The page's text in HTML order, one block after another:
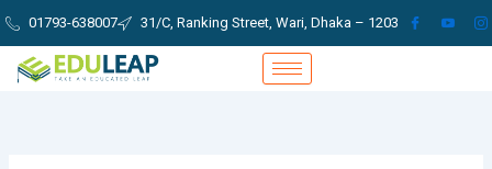
Skip
content
01793-638007 31/C, Ranking Street, Wari, Dhaka – 1203